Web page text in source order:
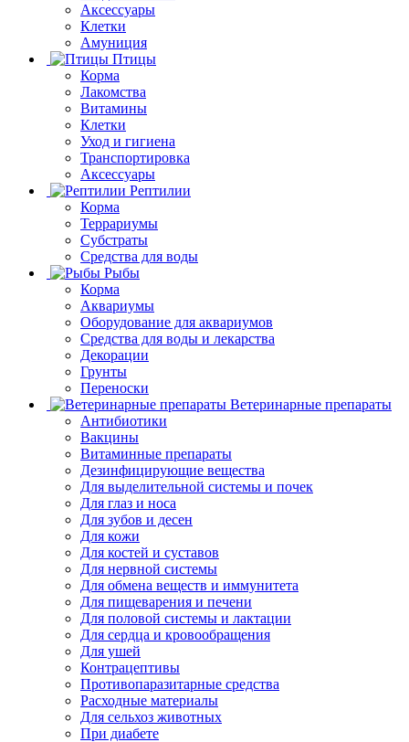
Аксессуары
Клетки
Амуниция
Птицы
Корма
Лакомства
Витамины
Клетки
Уход и гигиена
Транспортировка
Аксессуары
Рептилии
Корма
Террариумы
Субстраты
Средства для воды
Рыбы
Корма
Аквариумы
Оборудование для аквариумов
Средства для воды и лекарства
Декорации
Грунты
Переноски
Ветеринарные препараты
Антибиотики
Вакцины
Витаминные препараты
Дезинфицирующие вещества
Для выделительной системы и почек
Для глаз и носа
Для зубов и десен
Для кожи
Для костей и суставов
Для нервной системы
Для обмена веществ и иммунитета
Для пищеварения и печени
Для половой системы и лактации
Для сердца и кровообращения
Для ушей
Контрацептивы
Противопаразитарные средства
Расходные материалы
Для сельхоз животных
При диабете